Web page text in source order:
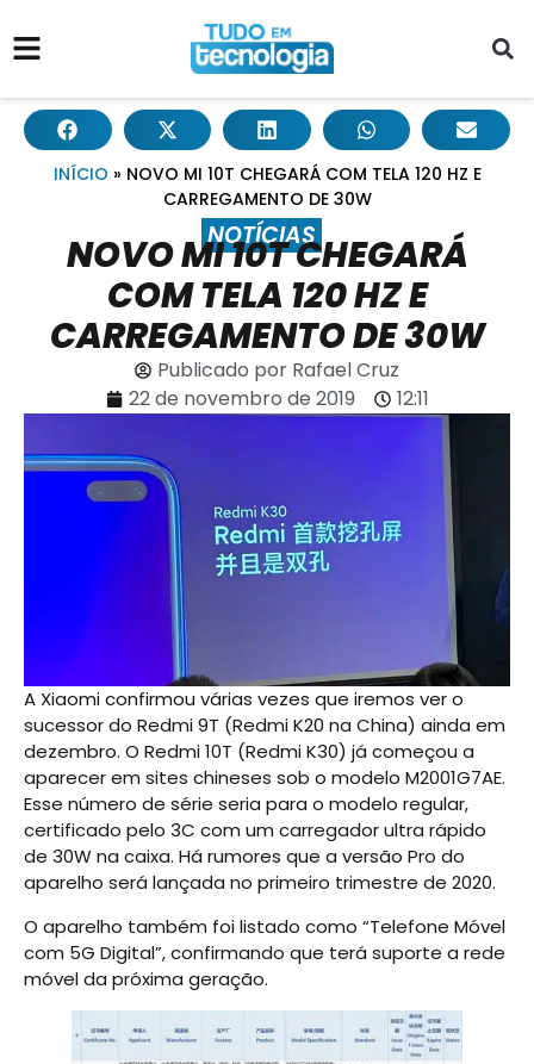
INÍCIO » NOVO MI 10T CHEGARÁ COM TELA 120 HZ E
CARREGAMENTO DE 30W
NOTÍCIAS
NOVO MI 10T CHEGARÁ
COM TELA 120 HZ E
CARREGAMENTO DE 30W
Publicado por Rafael Cruz
22 de novembro de 2019
12:11
A Xiaomi confirmou várias vezes que iremos ver o
sucessor do Redmi 9T (Redmi K20 na China) ainda em
dezembro. O Redmi 10T (Redmi K30) já começou a
aparecer em sites chineses sob o modelo M2001G7AE.
Esse número de série seria para o modelo regular,
certificado pelo 3C com um carregador ultra rápido
de 30W na caixa. Há rumores que a versão Pro do
aparelho será lançada no primeiro trimestre de 2020.
O aparelho também foi listado como “Telefone Móvel
com 5G Digital”, confirmando que terá suporte a rede
móvel da próxima geração.